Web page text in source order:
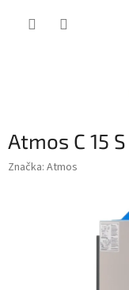
Atmos C 15
Značka: Atmos